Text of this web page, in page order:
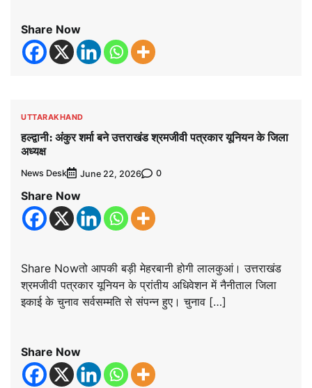
Share Now
UTTARAKHAND
हल्द्वानी: अंकुर शर्मा बने उत्तराखंड श्रमजीवी पत्रकार यूनियन के जिला
अध्यक्ष
News Desk June 22, 2026 0
Share Now
Share Nowतो आपकी बड़ी मेहरबानी होगी लालकुआं। उत्तराखंड
श्रमजीवी पत्रकार यूनियन के प्रांतीय अधिवेशन में नैनीताल जिला
इकाई के चुनाव सर्वसम्मति से संपन्न हुए। चुनाव […]
Share Now